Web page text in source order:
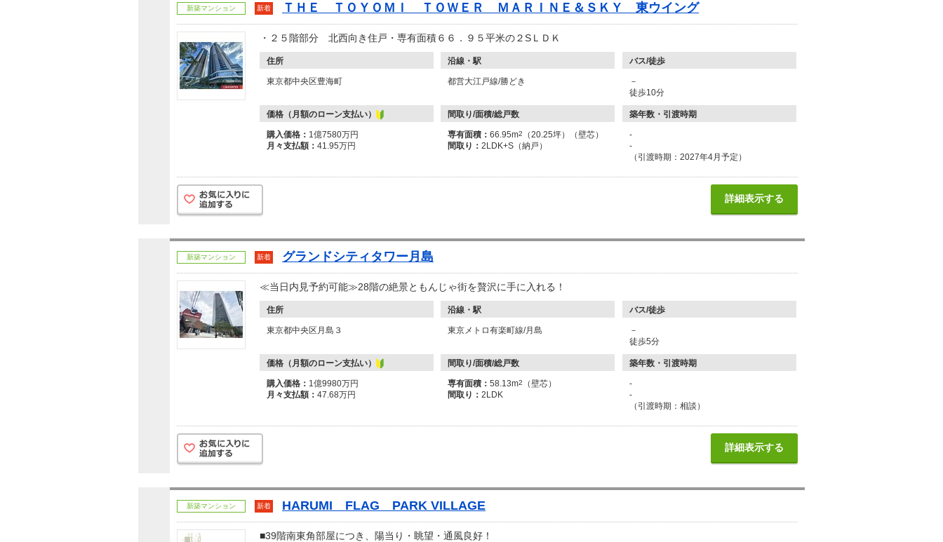
新築マンション 新着 ＴＨＥ ＴＯＹＯＭＩ ＴＯＷＥＲ ＭＡＲＩＮＥ＆ＳＫＹ 東ウイング
・２５階部分 北西向き住戸・専有面積６６．９５平米の２SＬＤＫ
住所 沿線・駅 バス/徒歩
東京都中央区豊海町 都営大江戸線/勝どき
－
徒歩10分
価格（月額のローン支払い） 間取り/面積/総戸数 築年数・引渡時期
購入価格： 1億7580万円
月々支払額： 41.95万円
専有面積： 66.95m2
（20.25坪）（壁芯）
間取り： 2LDK+S（納戸）
-
-
（引渡時期：2027年4月予定）
詳細表示する
新築マンション 新着 グランドシティタワー月島
≪当日内見予約可能≫28階の絶景ともんじゃ街を贅沢に手に入れる！
住所 沿線・駅 バス/徒歩
東京都中央区月島３ 東京メトロ有楽町線/月島
－
徒歩5分
価格（月額のローン支払い） 間取り/面積/総戸数 築年数・引渡時期
購入価格： 1億9980万円
月々支払額： 47.68万円
専有面積： 58.13m2
（壁芯）
間取り： 2LDK
-
-
（引渡時期：相談）
詳細表示する
新築マンション 新着 HARUMI FLAG PARK VILLAGE
■39階南東角部屋につき、陽当り・眺望・通風良好！